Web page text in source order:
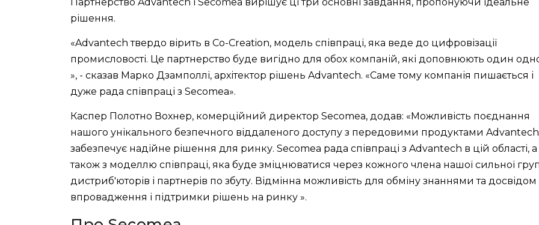
рішення.
«Advantech твердо вірить в Co-Creation, модель співпраці, яка веде до цифровізації
промисловості. Це партнерство буде вигідно для обох компаній, які доповнюють один
», - сказав Марко Дзамполлі, архітектор рішень Advantech. «Саме тому компанія пишається і
дуже рада співпраці з Secomea».
Каспер Полотно Вохнер, комерційний директор Secomea, додав: «Можливість поєднання
нашого унікального безпечного віддаленого доступу з передовими продуктами
забезпечує надійне рішення для ринку. Secomea рада співпраці з Advantech в цій області, а
також з моделлю співпраці, яка буде зміцнюватися через кожного члена нашої сильної
дистриб'юторів і партнерів по збуту. Відмінна можливість для обміну знаннями та
впровадження і підтримки рішень на ринку ».